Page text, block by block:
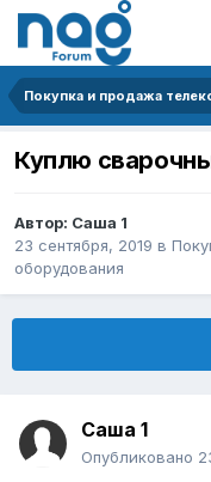
Куплю
Автор: Саша 1
23 сентября, 2019 в
оборудования
Саша 1
Опубликовано